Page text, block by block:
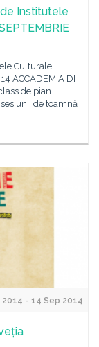
Institutele
Culturale
ACCADEMIA DI
de pian
de toamnă
2014 - 14 Sep 2014